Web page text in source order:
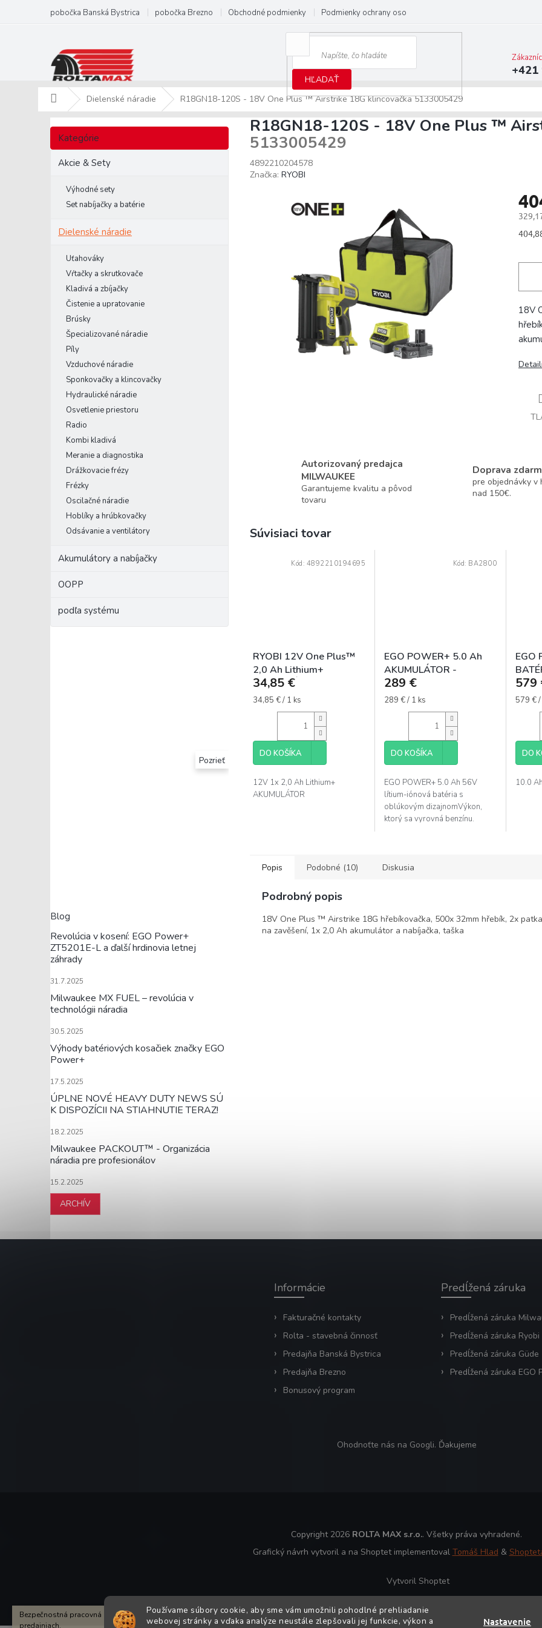
Používame súbory cookie, aby sme vám umožnili pohodlné prehliadanie
webovej stránky a vďaka analýze neustále zlepšovali jej funkcie, výkon a
Nastavenie
obsah
Bezpečnostná pracovná obuv Milwaukee SKLADOM. Viac informácií v
predajniach.
pobočka Banská Bystrica pobočka Brezno Obchodné podmienky Podmienky ochrany osobných údajov
HĽADAŤ
+421
DomovDielenské náradie R18GN18-120S - 18V One Plus ™ Airstrike 18G klincovačka5133005429
B
č
Preskočiť
kategórie
Kategórie
Akcie & Sety
Výhodné sety
Set nabíjačky a batérie
Dielenské náradie
Uťahováky
Vŕtačky a skrutkovače
Kladivá a zbíjačky
Čistenie a upratovanie
Brúsky
Špecializované náradie
Píly
Vzduchové náradie
Sponkovačky a klincovačky
Hydraulické náradie
Osvetlenie priestoru
Radio
Kombi kladivá
Meranie a diagnostika
Drážkovacie frézy
Frézky
Oscilačné náradie
Hoblíky a hrúbkovačky
Odsávanie a ventilátory
Akumulátory a nabíjačky
OOPP
podľa systému
Pozrieť
Blog
Revolúcia v kosení: EGO Power+
ZT5201E-L a ďalší hrdinovia letnej
záhrady
31.7.2025
Milwaukee MX FUEL – revolúcia v
technológii náradia
30.5.2025
Výhody batériových kosačiek značky EGO
Power+
17.5.2025
ÚPLNE NOVÉ HEAVY DUTY NEWS SÚ
K DISPOZÍCII NA STIAHNUTIE TERAZ!
18.2.2025
Milwaukee PACKOUT™ - Organizácia
náradia pre profesionálov
15.2.2025
ARCHÍV
R18GN18-120S - 18V One Plus ™
5133005429
4892210204578
Značka: RYOBI
18V
Autorizovaný predajca
MILWAUKEE
Garantujeme kvalitu a pôvod
tovaru
Doprava
pre objednávky v
nad 150€.
Súvisiaci tovar
RYOBI 12V One Plus™
2,0 Ah Lithium+
AKUMULÁTOR -
BSPL1220
34,85 €
Jednotková
34,85 € / 1 ks
DO KOŠÍKA
12V 1x 2,0 Ah Lithium+
AKUMULÁTOR
Kód: 4892210194695
EGO POWER+ 5.0 Ah
AKUMULÁTOR -
BA2800
289 €
Jednotková
289 € / 1 ks
DO KOŠÍKA
EGO POWER+ 5.0 Ah 56V
lítium-iónová batéria s
oblúkovým dizajnomVýkon,
ktorý sa vyrovná benzínu.
Kód: BA2800
EGO
579
579 € /
DO
10.0
Popis Podobné (10) Diskusia
Podrobný popis
18V One Plus ™ Airstrike 18G hřebíkovačka, 500x 32mm hřebík, 2x
na zavěšení, 1x 2,0 Ah akumulátor a nabíjačka, taška
Informácie
Fakturačné kontakty
Rolta - stavebná činnosť
Predajňa Banská Bystrica
Predajňa Brezno
Bonusový program
Predĺžená záruka
Predĺžená záruka
Predĺžená záruka Ryobi
Predĺžená záruka Güde
Predĺžená záruka EGO
Ohodnoťte nás na Googli. Ďakujeme
Copyright 2026 ROLTA MAX s.r.o.. Všetky práva vyhradené.
Grafický návrh vytvoril a na Shoptet implementoval Tomáš Hlad &
Vytvoril Shoptet